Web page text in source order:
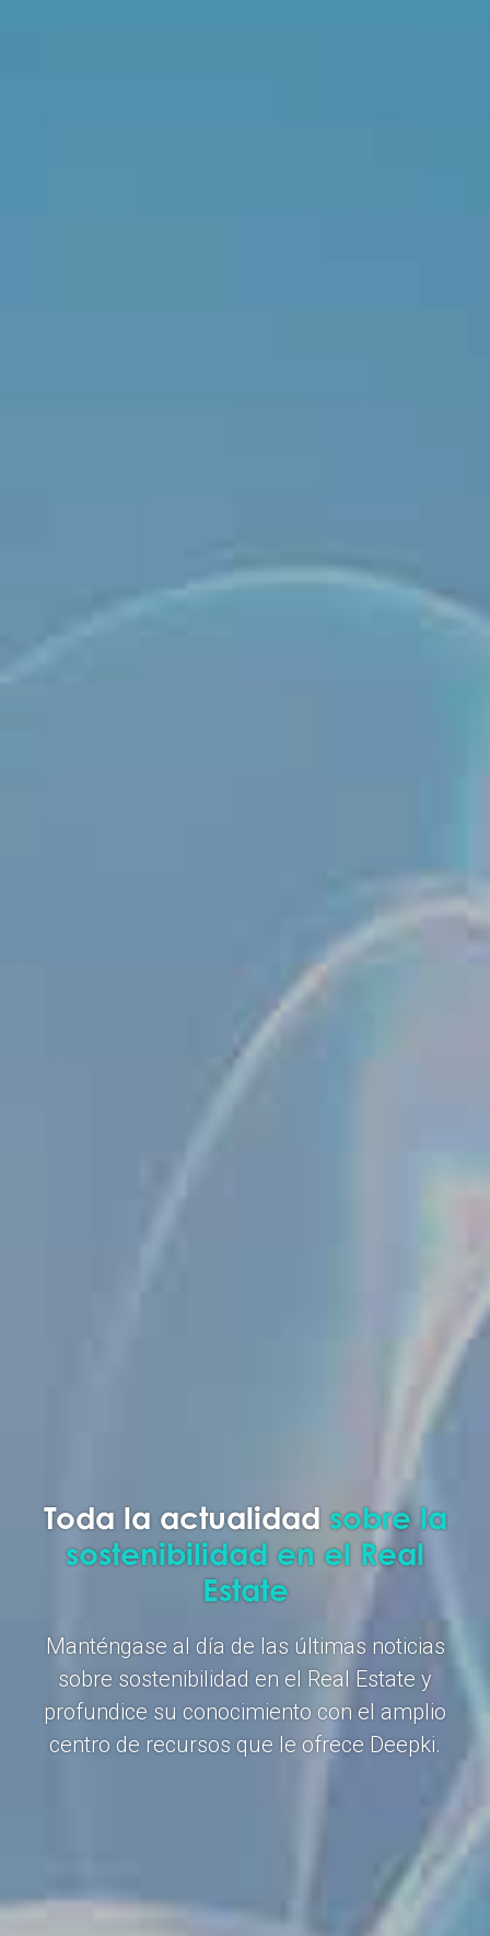
Toda la actualidad sobre la
sostenibilidad en el Real
Estate
Manténgase al día de las últimas noticias
sobre sostenibilidad en el Real Estate y
profundice su conocimiento con el amplio
centro de recursos que le ofrece Deepki.